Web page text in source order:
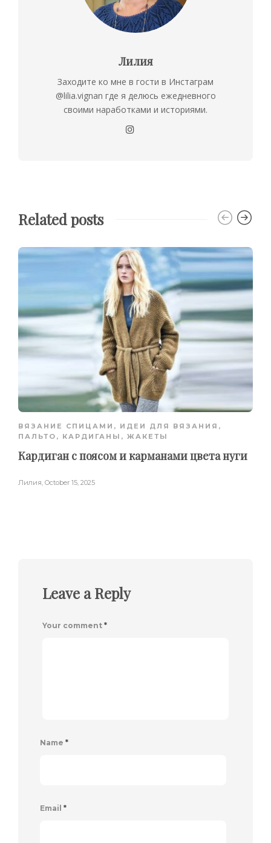
Лилия
Заходите ко мне в гости в Инстаграм
@lilia.vignan где я делюсь ежедневного
своими наработками и историями.
Related posts
ВЯЗАНИЕ СПИЦАМИ , ИДЕИ ДЛЯ ВЯЗАНИЯ ,
ПАЛЬТО, КАРДИГАНЫ, ЖАКЕТЫ
Кардиган с поясом и карманами цвета нуги
Лилия, October 15, 2025
Leave a Reply
Your comment *
Name *
Email *